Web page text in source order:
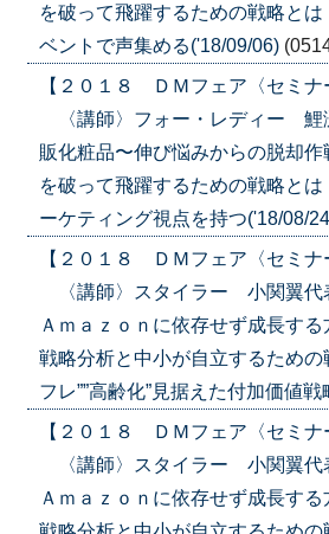
を破って飛躍するための戦略と
ベントで声集める('18/09/06)
【２０１８ ＤＭフェア〈セミナ
〈講師〉フォー・レディー 鯉
販化粧品〜伸び悩みからの脱却
を破って飛躍するための戦略と
ーケティング視点を持つ('18/08/
【２０１８ ＤＭフェア〈セミナ
〈講師〉スタイラー 小関翼代
Ａｍａｚｏｎに依存せず成長す
戦略分析と中小が自立するため
フレ””高齢化”見据えた付加価値
【２０１８ ＤＭフェア〈セミナ
〈講師〉スタイラー 小関翼代
Ａｍａｚｏｎに依存せず成長す